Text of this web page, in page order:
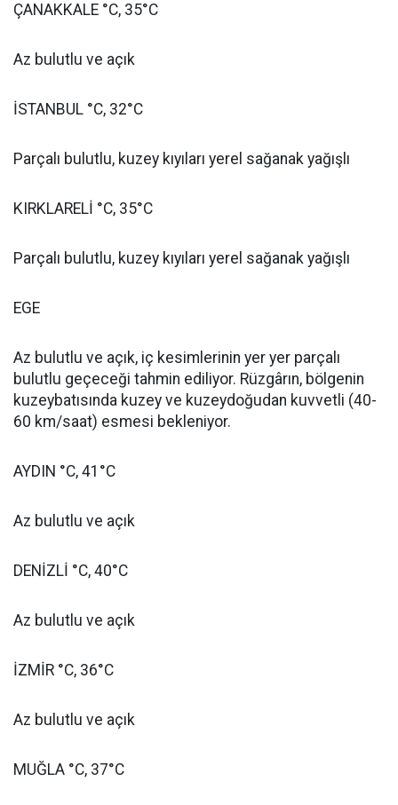
ÇANAKKALE °C, 35°C
Az bulutlu ve açık
İSTANBUL °C, 32°C
Parçalı bulutlu, kuzey kıyıları yerel sağanak yağışlı
KIRKLARELİ °C, 35°C
Parçalı bulutlu, kuzey kıyıları yerel sağanak yağışlı
EGE
Az bulutlu ve açık, iç kesimlerinin yer yer parçalı
bulutlu geçeceği tahmin ediliyor. Rüzgârın, bölgenin
kuzeybatısında kuzey ve kuzeydoğudan kuvvetli (40-
60 km/saat) esmesi bekleniyor.
AYDIN °C, 41°C
Az bulutlu ve açık
DENİZLİ °C, 40°C
Az bulutlu ve açık
İZMİR °C, 36°C
Az bulutlu ve açık
MUĞLA °C, 37°C